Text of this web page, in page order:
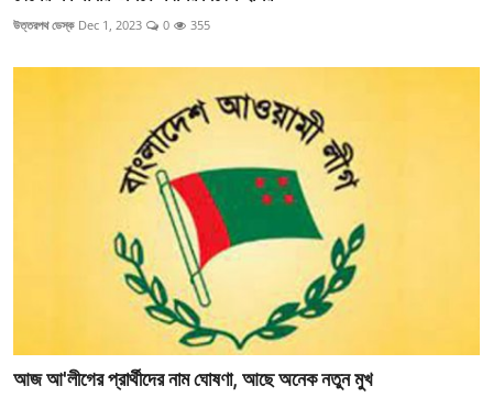
উত্তরপথ ডেস্ক Dec 1, 2023 0 355
আজ আ'লীগের প্রার্থীদের নাম ঘোষণা, আছে অনেক নতুন মুখ